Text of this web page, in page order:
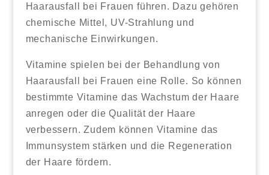
Haarausfall bei Frauen führen. Dazu gehören
chemische Mittel, UV-Strahlung und
mechanische Einwirkungen.
Vitamine spielen bei der Behandlung von
Haarausfall bei Frauen eine Rolle. So können
bestimmte Vitamine das Wachstum der Haare
anregen oder die Qualität der Haare
verbessern. Zudem können Vitamine das
Immunsystem stärken und die Regeneration
der Haare fördern.